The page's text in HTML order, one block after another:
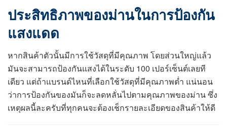
ประสิทธิภาพของม่านในการป้องกัน
แสงแดด
หากสินค้าตัวนั้นมีการใช้วัสดุที่มีคุณภาพ โดยส่วนใหญ่แล้ว
มันจะสามารถป้องกันแสงได้ในระดับ 100 เปอร์เซ็นต์เลยที
เดียว แต่ถ้าแบรนด์ไหนที่เลือกใช้วัสดุที่มีคุณภาพต่ำ แน่นอน
ว่าการป้องกันของมันก็จะลดหลั่นไปตามคุณภาพของม่าน ซึ่ง
เหตุผลนี้ละครับที่ทุกคนจะต้องเช็กรายละเอียดของสินค้าให้ดี